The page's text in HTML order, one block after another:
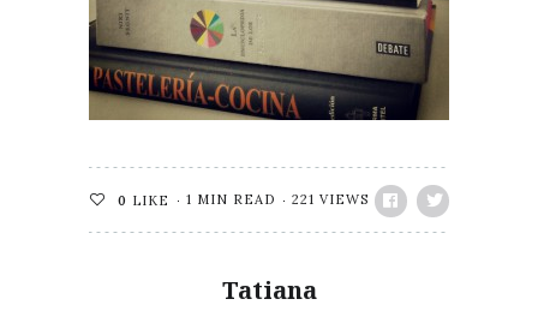
0 LIKE 1 MIN READ 221 VIEWS
Tatiana